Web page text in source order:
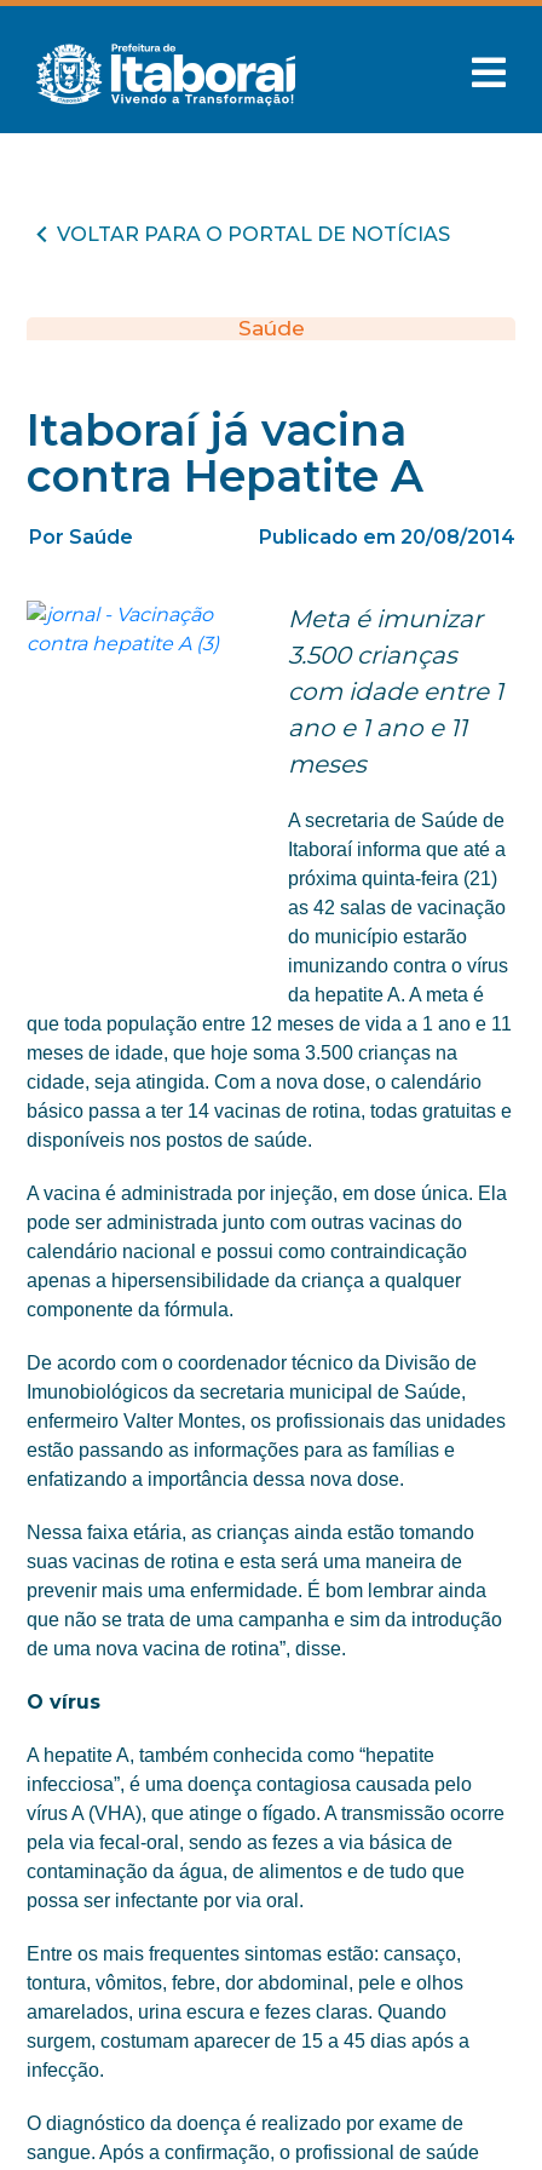
VOLTAR PARA O PORTAL DE NOTÍCIAS
Saúde
Itaboraí já vacina
contra Hepatite A
Por Saúde Publicado em 20/08/2014
Meta é imunizar
3.500 crianças
com idade entre 1
ano e 1 ano e 11
meses
A secretaria de Saúde de
Itaboraí informa que até a
próxima quinta-feira (21)
as 42 salas de vacinação
do município estarão
imunizando contra o vírus
da hepatite A. A meta é
que toda população entre 12 meses de vida a 1 ano e 11
meses de idade, que hoje soma 3.500 crianças na
cidade, seja atingida. Com a nova dose, o calendário
básico passa a ter 14 vacinas de rotina, todas gratuitas e
disponíveis nos postos de saúde.
A vacina é administrada por injeção, em dose única. Ela
pode ser administrada junto com outras vacinas do
calendário nacional e possui como contraindicação
apenas a hipersensibilidade da criança a qualquer
componente da fórmula.
De acordo com o coordenador técnico da Divisão de
Imunobiológicos da secretaria municipal de Saúde,
enfermeiro Valter Montes, os profissionais das unidades
estão passando as informações para as famílias e
enfatizando a importância dessa nova dose.
Nessa faixa etária, as crianças ainda estão tomando
suas vacinas de rotina e esta será uma maneira de
prevenir mais uma enfermidade. É bom lembrar ainda
que não se trata de uma campanha e sim da introdução
de uma nova vacina de rotina”, disse.
O vírus
A hepatite A, também conhecida como “hepatite
infecciosa”, é uma doença contagiosa causada pelo
vírus A (VHA), que atinge o fígado. A transmissão ocorre
pela via fecal-oral, sendo as fezes a via básica de
contaminação da água, de alimentos e de tudo que
possa ser infectante por via oral.
Entre os mais frequentes sintomas estão: cansaço,
tontura, vômitos, febre, dor abdominal, pele e olhos
amarelados, urina escura e fezes claras. Quando
surgem, costumam aparecer de 15 a 45 dias após a
infecção.
O diagnóstico da doença é realizado por exame de
sangue. Após a confirmação, o profissional de saúde